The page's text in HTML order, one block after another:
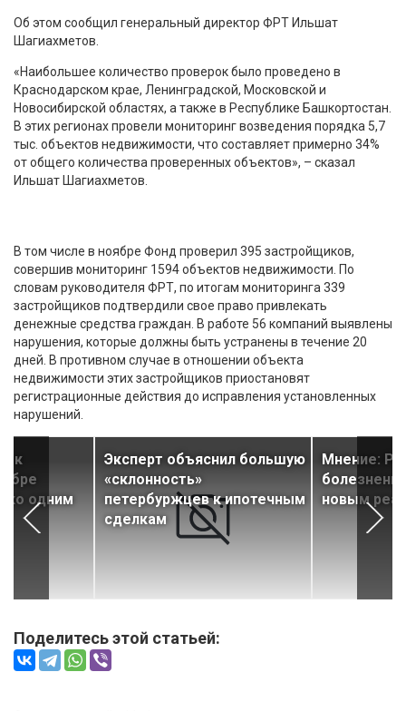
Об этом сообщил генеральный директор ФРТ Ильшат
Шагиахметов.
«Наибольшее количество проверок было проведено в
Краснодарском крае, Ленинградской, Московской и
Новосибирской областях, а также в Республике Башкортостан.
В этих регионах провели мониторинг возведения порядка 5,7
тыс. объектов недвижимости, что составляет примерно 34%
от общего количества проверенных объектов», – сказал
Ильшат Шагиахметов.
В том числе в ноябре Фонд проверил 395 застройщиков,
совершив мониторинг 1594 объектов недвижимости. По
словам руководителя ФРТ, по итогам мониторинга 339
застройщиков подтвердили свое право привлекать
денежные средства граждан. В работе 56 компаний выявлены
нарушения, которые должны быть устранены в течение 20
дней. В противном случае в отношении объекта
недвижимости этих застройщиков приостановят
регистрационные действия до исправления установленных
нарушений.
одним
Эксперт объяснил большую
«склонность»
петербуржцев к ипотечным
сделкам
Мнение:
новым
Поделитесь этой статьей: